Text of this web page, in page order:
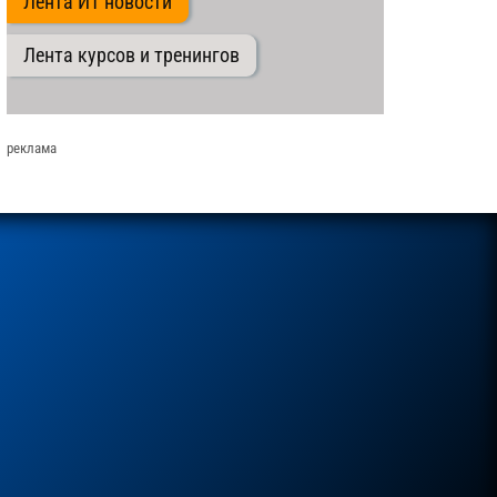
Лента курсов и тренингов
реклама